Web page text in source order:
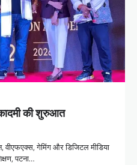
की शुरुआत
वीएफएक्स, गेमिंग और डिजिटल मीडिया
पटना…